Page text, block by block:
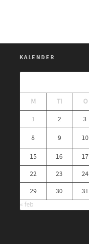
KALENDER
M TI O
1
2 3
8 9 10
15 16 17
22
23 24
29
30
31
« feb